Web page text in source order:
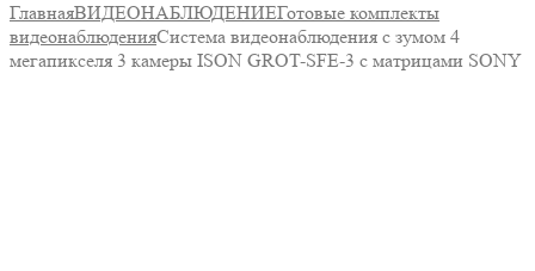
ГлавнаяВИДЕОНАБЛЮДЕНИЕГотовые комплекты
видеонаблюденияСистема видеонаблюдения с зумом 4
мегапикселя 3 камеры ISON GROT-SFE-3 с матрицами SONY